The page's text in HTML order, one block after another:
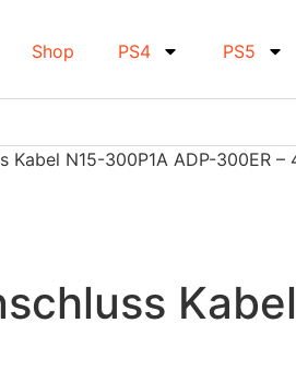
Shop PS4 PS5
N15-300P1A ADP-300ER –